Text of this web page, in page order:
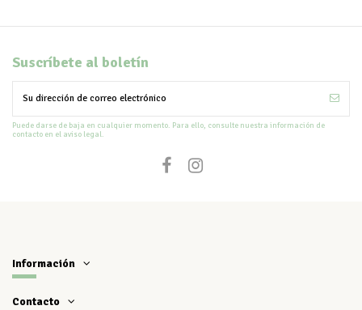
Suscríbete al boletín
Puede darse de baja en cualquier momento. Para ello, consulte nuestra información de
contacto en el aviso legal.
Información
Contacto